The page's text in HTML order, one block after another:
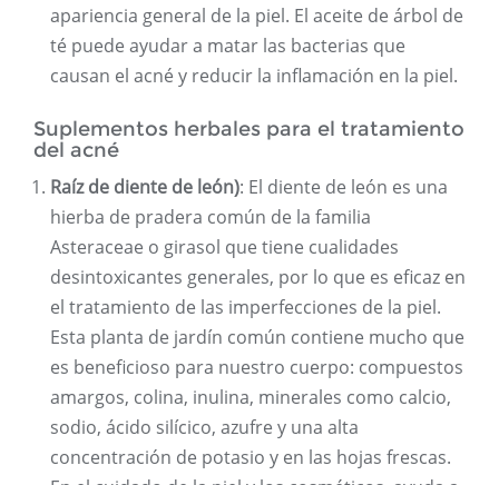
apariencia general de la piel. El aceite de árbol de
té puede ayudar a matar las bacterias que
causan el acné y reducir la inflamación en la piel.
Suplementos herbales para el tratamiento
del acné
Raíz de diente de león): El diente de león es una
hierba de pradera común de la familia
Asteraceae o girasol que tiene cualidades
desintoxicantes generales, por lo que es eficaz en
el tratamiento de las imperfecciones de la piel.
Esta planta de jardín común contiene mucho que
es beneficioso para nuestro cuerpo: compuestos
amargos, colina, inulina, minerales como calcio,
sodio, ácido silícico, azufre y una alta
concentración de potasio y en las hojas frescas.